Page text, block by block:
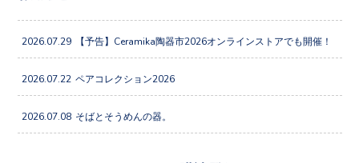
2026.07.29 【予告】Ceramika陶器市2026オンラインストアでも開催！
2026.07.22 ペアコレクション2026
2026.07.08 そばとそうめんの器。